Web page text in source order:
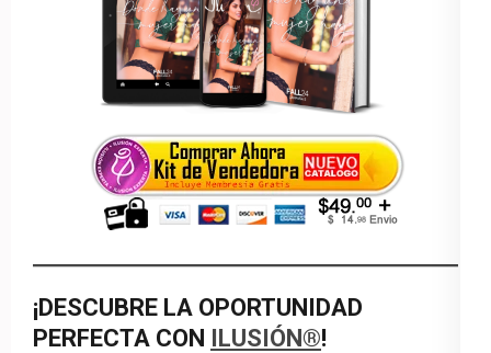
¡DESCUBRE LA OPORTUNIDAD
PERFECTA CON ILUSIÓN®!